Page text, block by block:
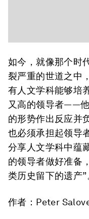
如今，就像那个时
裂严重的世道之中
有人文学科能够培
又高的领导者——
的形势作出反应并
也必须承担起领导
分享人文学科中蕴
的领导者做好准备
类历史留下的遗产”
作者：Peter